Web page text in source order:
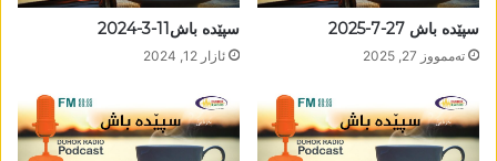
سپێدە باش 27-7-2025
تەممووز 27, 2025
سپێدە باش11-3-2024
ئازار 12, 2024